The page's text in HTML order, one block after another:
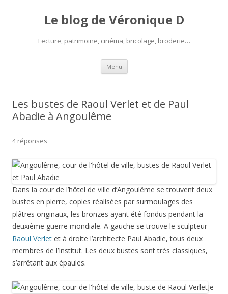
Le blog de Véronique D
Lecture, patrimoine, cinéma, bricolage, broderie…
Menu Aller
contenu
Les bustes de Raoul Verlet et de Paul
Abadie à Angoulême
4 réponses
Dans la cour de l’hôtel de ville d’Angoulême se trouvent deux
bustes en pierre, copies réalisées par surmoulages des
plâtres originaux, les bronzes ayant été fondus pendant la
deuxième guerre mondiale. A gauche se trouve le sculpteur
Raoul Verlet et à droite l’architecte Paul Abadie, tous deux
membres de l’Institut. Les deux bustes sont très classiques,
s’arrêtant aux épaules.
Je